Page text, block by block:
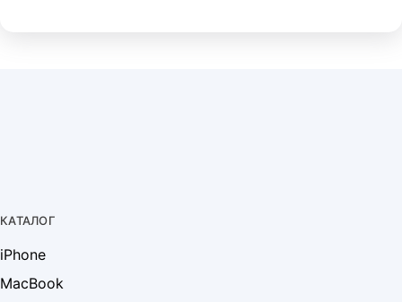
КАТАЛОГ
iPhone
MacBook